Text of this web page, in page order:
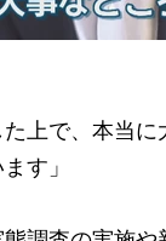
た上で、本当
す」